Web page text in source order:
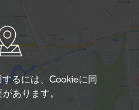
るには、Cookieに同
あります。